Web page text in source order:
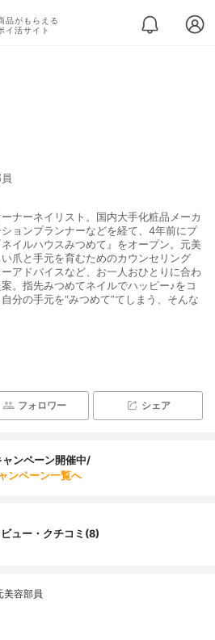
品がもらえる
イ活サイト
ナーネイリスト。国内大手化粧品メーカ
ョンプランナーなどを経て、4年前にプ
イルハウスみつめて』をオープン。元美
爪と手元を育むためのカウンセリング
アドバイスなど、お一人おひとりに合わ
。指先みつめてネイルでハッピー♪をコ
分の手元を“みつめて”てしまう、そんな
フォロワー シェア
ンペーン開催中/
ンペーン一覧へ
ュー・クチコミ(8)
美容部員